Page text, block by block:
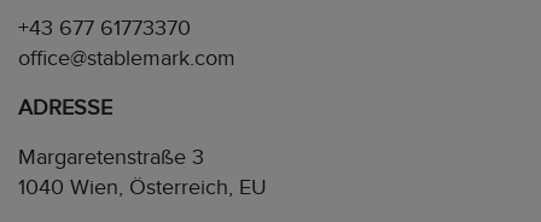
+43 677 61773370
office@stablemark.com
ADRESSE
Margaretenstraße 3
1040 Wien, Österreich, EU